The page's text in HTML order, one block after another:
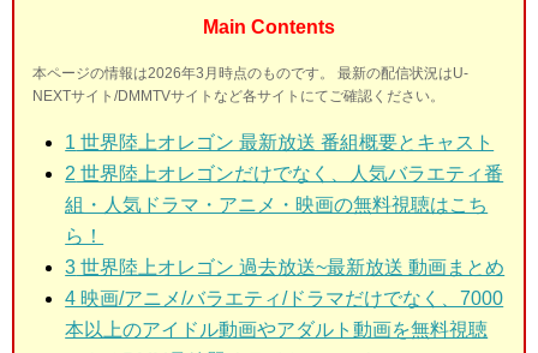
Main Contents
本ページの情報は2026年3月時点のものです。 最新の配信状況はU-
NEXTサイト/DMMTVサイトなど各サイトにてご確認ください。
1 世界陸上オレゴン 最新放送 番組概要とキャスト
2 世界陸上オレゴンだけでなく、人気バラエティ番
組・人気ドラマ・アニメ・映画の無料視聴はこち
ら！
3 世界陸上オレゴン 過去放送~最新放送 動画まとめ
4 映画/アニメ/バラエティ/ドラマだけでなく、7000
本以上のアイドル動画やアダルト動画を無料視聴